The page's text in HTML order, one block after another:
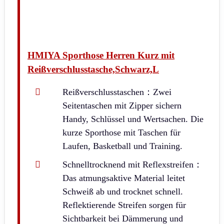
HMIYA Sporthose Herren Kurz mit
Reißverschlusstasche,Schwarz,L
Reißverschlusstaschen：Zwei
Seitentaschen mit Zipper sichern
Handy, Schlüssel und Wertsachen. Die
kurze Sporthose mit Taschen für
Laufen, Basketball und Training.
Schnelltrocknend mit Reflexstreifen：
Das atmungsaktive Material leitet
Schweiß ab und trocknet schnell.
Reflektierende Streifen sorgen für
Sichtbarkeit bei Dämmerung und